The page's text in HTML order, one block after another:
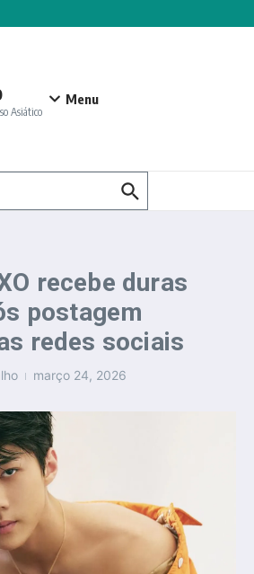
Asiático
Menu
recebe duras
postagem
redes sociais
março 24, 2026